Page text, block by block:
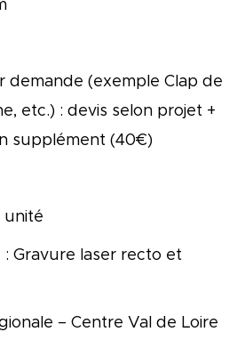
demande (exemple Clap de
etc.) : devis selon projet +
supplément (40€)
unité
Gravure laser recto et
– Centre Val de Loire